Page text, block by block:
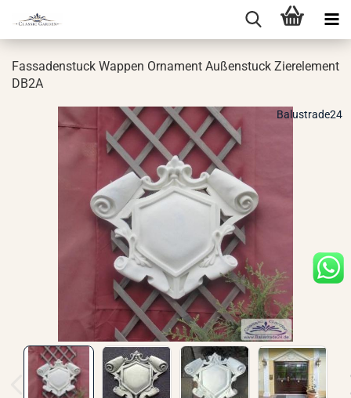
Fas­sa­den­stuck Wap­pen Or­na­ment Au­ßen­stuck Zier­ele­ment
DB2A
Balustrade24